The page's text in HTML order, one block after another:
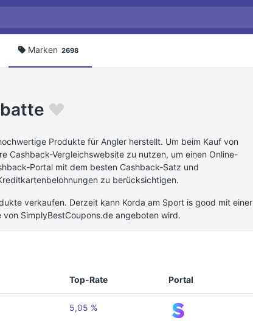
Marken 2698
Produkte für Angler herstellt. Um beim Kauf von
Cashback-Vergleichswebsite zu nutzen, um einen Online-
Portal mit dem besten Cashback-Satz und
zu berücksichtigen.
verkaufen. Derzeit kann Korda am Sport is good mit einer
SimplyBestCoupons.de angeboten wird.
Top-Rate Portal
5,05 %